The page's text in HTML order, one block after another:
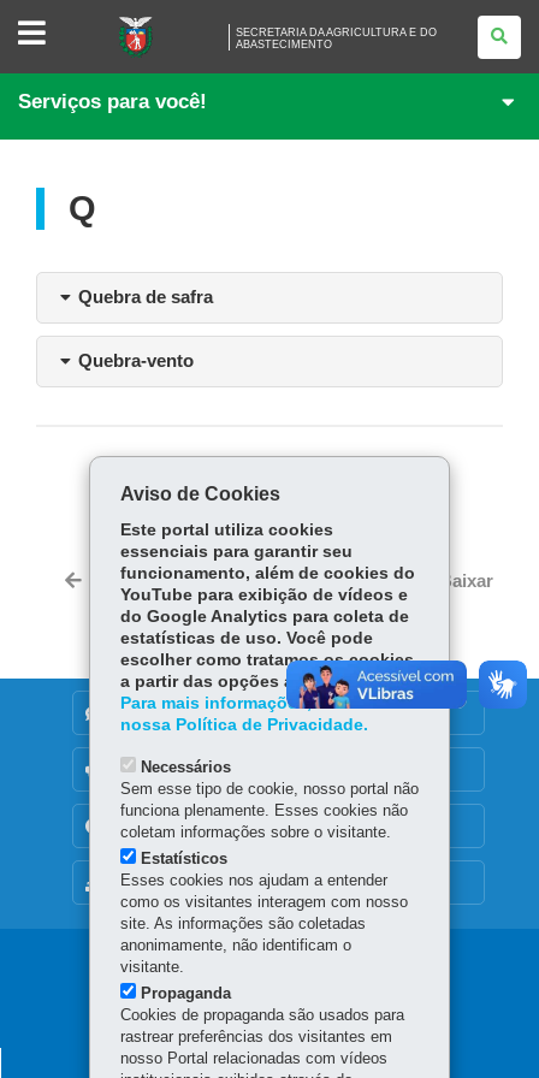
SECRETARIA
AGRICULTURA
E
DO
ABASTECIMENTO
SECRETARIA DA AGRICULTURA E DO
ABASTECIMENTO
Serviços para você!
Q
Quebra de safra
Quebra-vento
ce
bo
ok
Tw
itt
er
ts
Ap
p
Voltar Início Imprimir Baixar
MAPA DO SITE
DENUNCIE CORRUPÇÃO
OUVIDORIA
TRANSPARÊNCIA INSTITUCIONAL
Navegação
principal
SECRETARIA DA AGRICULTURA E DO
Aviso de Cookies
Este portal utiliza cookies
essenciais para garantir seu
funcionamento, além de cookies do
YouTube para exibição de vídeos e
do Google Analytics para coleta de
estatísticas de uso. Você pode
escolher como tratamos os cookies
a partir das opções abaixo.
Para mais informações, acesse
nossa Política de Privacidade.
Necessários
Sem esse tipo de cookie, nosso portal não
funciona plenamente. Esses cookies não
coletam informações sobre o visitante.
Estatísticos
Esses cookies nos ajudam a entender
como os visitantes interagem com nosso
site. As informações são coletadas
anonimamente, não identificam o
visitante.
Propaganda
Cookies de propaganda são usados para
rastrear preferências dos visitantes em
nosso Portal relacionadas com vídeos